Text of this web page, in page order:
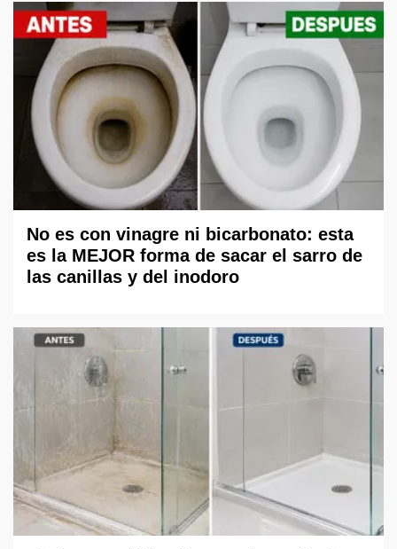
No es con vinagre ni bicarbonato: esta
es la MEJOR forma de sacar el sarro de
las canillas y del inodoro